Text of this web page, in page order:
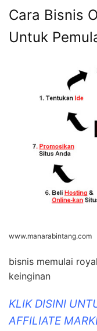
Cara Bisnis
Untuk
www.manarabintang.com
bisnis memulai
keinginan
KLIK DISINI
AFFILIATE